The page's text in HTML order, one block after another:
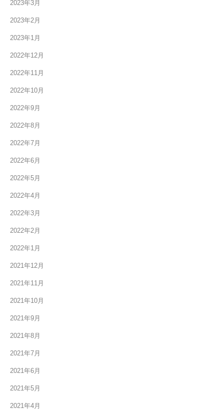
2023年3月
2023年2月
2023年1月
2022年12月
2022年11月
2022年10月
2022年9月
2022年8月
2022年7月
2022年6月
2022年5月
2022年4月
2022年3月
2022年2月
2022年1月
2021年12月
2021年11月
2021年10月
2021年9月
2021年8月
2021年7月
2021年6月
2021年5月
2021年4月